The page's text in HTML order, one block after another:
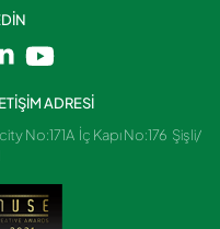
ADRESİ
No:171A İç Kapı No:176 Şişli/